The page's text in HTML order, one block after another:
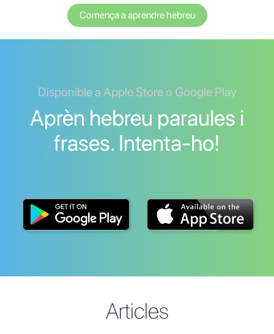
Comença a aprendre hebreu
Disponible a Apple Store o Google Play
Aprèn hebreu paraules i
frases. Intenta-ho!
Articles